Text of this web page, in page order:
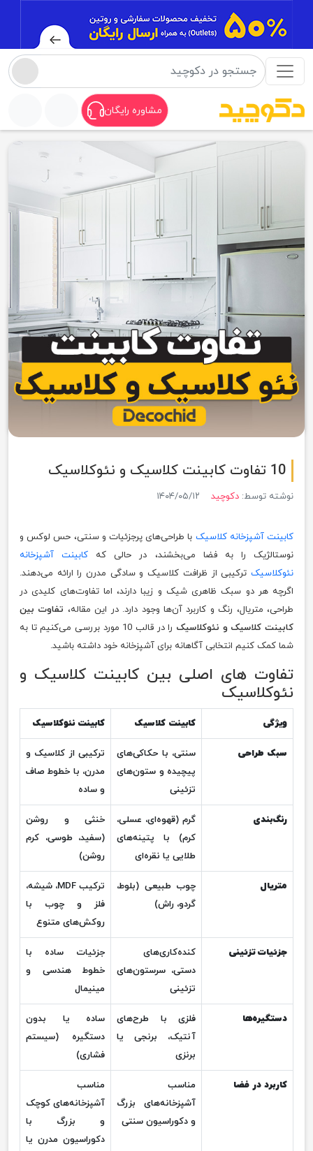
مشاوره رایگان
10 تفاوت کابینت کلاسیک و نئوکلاسیک
نوشته توسط: دکوچید ۱۴۰۴/۰۵/۱۲
کابینت‌ آشپزخانه کلاسیک با طراحی‌های پرجزئیات و سنتی، حس لوکس و
نوستالژیک را به فضا می‌بخشند، در حالی که کابینت‌ آشپزخانه
نئوکلاسیک ترکیبی از ظرافت کلاسیک و سادگی مدرن را ارائه می‌دهند.
اگرچه هر دو سبک ظاهری شیک و زیبا دارند، اما تفاوت‌های کلیدی در
طراحی، متریال، رنگ و کاربرد آن‌ها وجود دارد. در این مقاله، تفاوت بین
کابینت کلاسیک و نئوکلاسیک
را در قالب 10 مورد بررسی می‌کنیم تا به
شما کمک کنیم انتخابی آگاهانه برای آشپزخانه خود داشته باشید.
تفاوت های اصلی بین کابینت کلاسیک و
نئوکلاسیک
ویژگی کابینت کلاسیک کابینت نئوکلاسیک
سبک طراحی
سنتی، با حکاکی‌های
پیچیده و ستون‌های
تزئینی
ترکیبی از کلاسیک و
مدرن، با خطوط صاف
و ساده
رنگ‌بندی
گرم (قهوه‌ای، عسلی،
کرم) با پتینه‌های
طلایی یا نقره‌ای
خنثی و روشن
(سفید، طوسی، کرم
روشن)
متریال
چوب طبیعی (بلوط،
گردو، راش)
ترکیب MDF، شیشه،
فلز و چوب با
روکش‌های متنوع
جزئیات تزئینی
کنده‌کاری‌های
دستی، سرستون‌های
تزئینی
جزئیات ساده با
خطوط هندسی و
مینیمال
دستگیره‌ها
فلزی با طرح‌های
آنتیک، برنجی یا
برنزی
ساده یا بدون
دستگیره (سیستم
فشاری)
کاربرد در فضا
مناسب
آشپزخانه‌های بزرگ
و دکوراسیون سنتی
مناسب
آشپزخانه‌های کوچک
و بزرگ با
دکوراسیون مدرن یا